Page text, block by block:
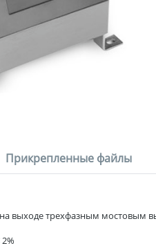
Прикрепленные файлы
выходе трехфазным мостовым